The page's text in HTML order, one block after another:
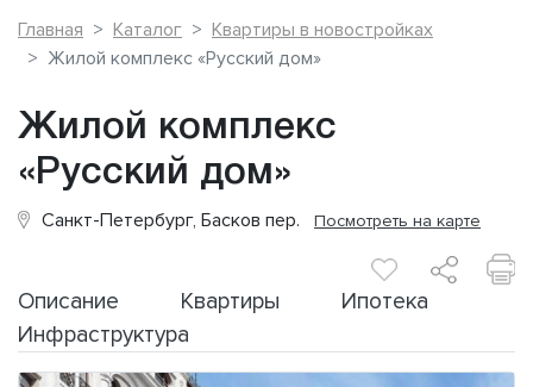
Главная Каталог
Квартиры в новостройках
Жилой комплекс «Русский дом»
Жилой комплекс
«Русский дом»
Санкт-Петербург, Басков пер. Посмотреть на карте
Описание Квартиры
Ипотека
Инфраструктура